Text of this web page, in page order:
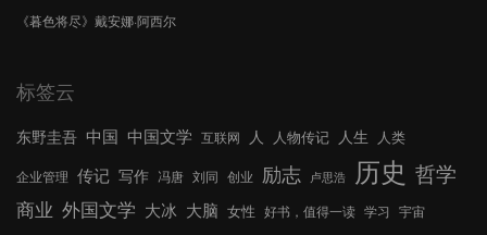
《暮色将尽》戴安娜·阿西尔
标签云
东野圭吾 中国 中国文学 互联网 人 人物传记 人生 人类
企业管理 传记 写作 冯唐 刘同 创业 励志 卢思浩 历史 哲学
商业 外国文学 大冰 大脑 女性 好书，值得一读 学习 宇宙